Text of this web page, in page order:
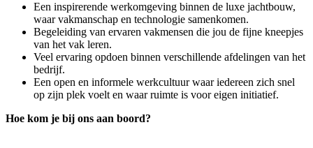
Een inspirerende werkomgeving binnen de luxe jachtbouw,
waar vakmanschap en technologie samenkomen.
Begeleiding van ervaren vakmensen die jou de fijne kneepjes
van het vak leren.
Veel ervaring opdoen binnen verschillende afdelingen van het
bedrijf.
Een open en informele werkcultuur waar iedereen zich snel
op zijn plek voelt en waar ruimte is voor eigen initiatief.
Hoe kom je bij ons aan boord?